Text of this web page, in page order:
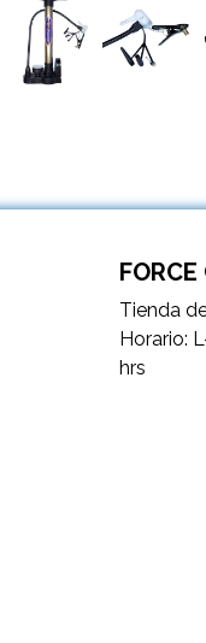
Tienda
Horario:
hrs